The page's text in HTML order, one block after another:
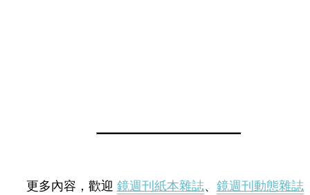
更多內容，歡迎 鏡週刊紙本雜誌、 鏡週刊動態雜誌